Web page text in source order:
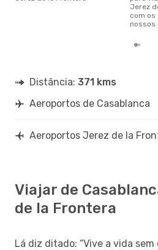
Jerez
com os
nossos
Distância: 371 kms
Aeroportos de Casablanca
Aeroportos Jerez de la
Viajar de
de la Frontera
Lá diz ditado: “Vive a vida